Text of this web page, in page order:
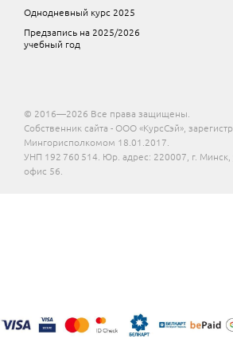
Однодневный курс 2025
Предзапись на 2025/2026
учебный год
© 2016—2026 Все права защищены.
Собственник сайта - ООО «КурсСэй»,
Мингорисполкомом 18.01.2017.
УНП 192 760 514. Юр. адрес: 220007, г. Минск,
офис 56.